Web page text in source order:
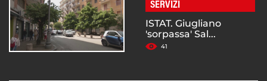
SERVIZI
ISTAT. Giugliano
'sorpassa' Sal...
41